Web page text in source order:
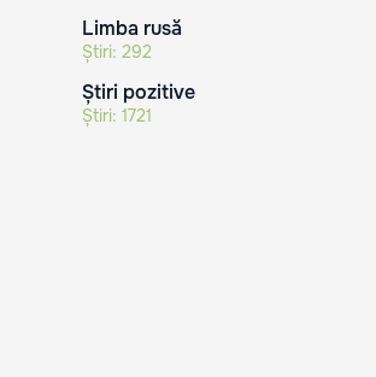
Limba rusă
Știri: 292
Știri pozitive
Știri: 1721